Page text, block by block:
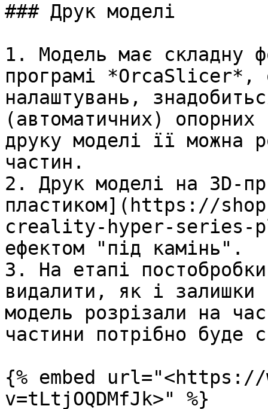
### Друк моделі
1. Модель має складну
програмі *OrcaSlicer*,
налаштувань,
(автоматичних)
друку моделі її можна
частин.
2. Друк моделі на 3D-
пластиком](https://
creality-hyper-series-
ефектом "під камінь".
3. На етапі
видалити, як і залишки
модель розрізали на
частини потрібно буде
{% embed url="<https://
v=tLtjOQDMfJk>" %}